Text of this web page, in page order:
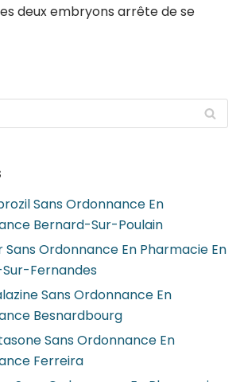
deux embryons arrête de se
Sans Ordonnance En
Bernard-Sur-Poulain
Ordonnance En Pharmacie En
Fernandes
Sans Ordonnance En
Besnardbourg
Sans Ordonnance En
Ferreira